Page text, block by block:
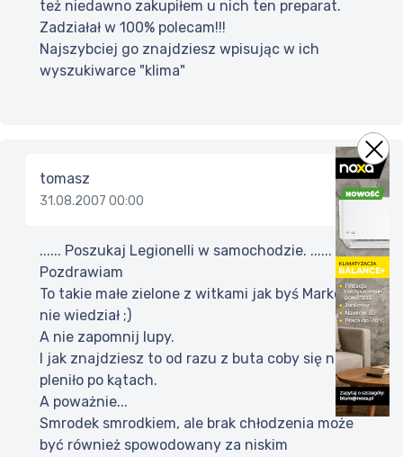
też niedawno zakupiłem u nich ten preparat.
Zadziałał w 100% polecam!!!
Najszybciej go znajdziesz wpisując w ich
wyszukiwarce "klima"
tomasz
31.08.2007 00:00
...... Poszukaj Legionelli w samochodzie. ......
Pozdrawiam
To takie małe zielone z witkami jak byś Marko
nie wiedział ;)
A nie zapomnij lupy.
I jak znajdziesz to od razu z buta coby się nie
pleniło po kątach.
A poważnie...
Smrodek smrodkiem, ale brak chłodzenia może
być również spowodowany za niskim